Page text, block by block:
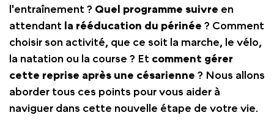
l'entraînement ? Quel programme suivre en
attendant la rééducation du périnée ? Comment
choisir son activité, que ce soit la marche, le vélo,
la natation ou la course ? Et comment gérer
cette reprise après une césarienne ? Nous allons
aborder tous ces points pour vous aider à
naviguer dans cette nouvelle étape de votre vie.